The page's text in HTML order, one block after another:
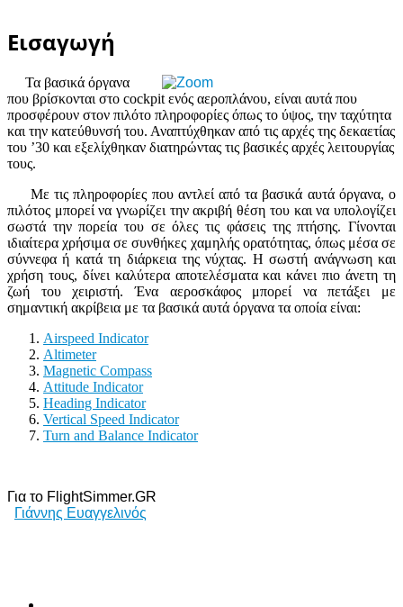
Εισαγωγή
Τα βασικά όργανα
που βρίσκονται στο cockpit ενός αεροπλάνου, είναι αυτά που
προσφέρουν στον πιλότο πληροφορίες όπως το ύψος, την ταχύτητα
και την κατεύθυνσή του. Αναπτύχθηκαν από τις αρχές της δεκαετίας
του ’30 και εξελίχθηκαν διατηρώντας τις βασικές αρχές λειτουργίας
τους.
Με τις πληροφορίες που αντλεί από τα βασικά αυτά όργανα, ο
πιλότος μπορεί να γνωρίζει την ακριβή θέση του και να υπολογίζει
σωστά την πορεία του σε όλες τις φάσεις της πτήσης. Γίνονται
ιδιαίτερα χρήσιμα σε συνθήκες χαμηλής ορατότητας, όπως μέσα σε
σύννεφα ή κατά τη διάρκεια της νύχτας. Η σωστή ανάγνωση και
χρήση τους, δίνει καλύτερα αποτελέσματα και κάνει πιο άνετη τη
ζωή του χειριστή. Ένα αεροσκάφος μπορεί να πετάξει με
σημαντική ακρίβεια με τα βασικά αυτά όργανα τα οποία είναι:
Airspeed Indicator
Altimeter
Magnetic Compass
Attitude Indicator
Heading Indicator
Vertical Speed Indicator
Turn and Balance Indicator
Για το FlightSimmer.GR
Γιάννης Ευαγγελινός